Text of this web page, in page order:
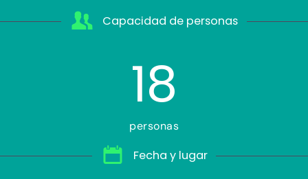
Capacidad de personas
18
personas
Fecha y lugar